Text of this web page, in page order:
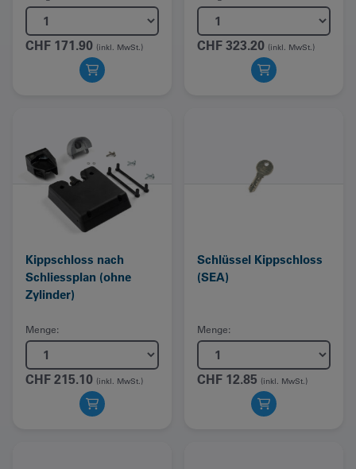
CHF 171.90 (inkl. MwSt.) CHF 323.20 (inkl. MwSt.)
Kippschloss nach
Schliessplan (ohne
Zylinder)
Menge:
CHF 215.10 (inkl. MwSt.)
Schlüssel Kippschloss
(SEA)
Menge:
CHF 12.85 (inkl. MwSt.)